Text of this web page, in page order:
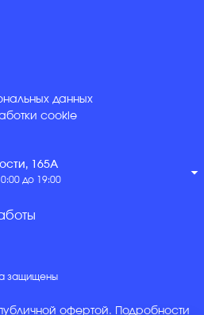
данных
cookie
165А
до 19:00
arrow_drop_down
защищены
офертой. Подробности